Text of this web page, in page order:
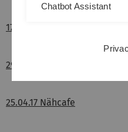
17.05.17 Alternative
29.04.1 Schnippelparty im
25.04.17 Nähcafe
Chatbot Assistant